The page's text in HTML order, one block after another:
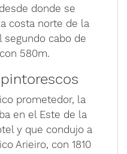
donde se
costa norte de la
segundo cabo de
580m.
prometedor, la
en el Este de la
y que condujo a
Arieiro, con 1810